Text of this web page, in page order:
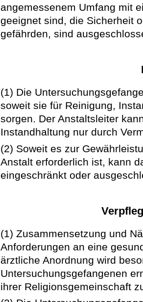
angemessenem Umfang mit
geeignet sind, die Sicherheit
gefährden, sind
(1) Die
soweit sie für Reinigung,
sorgen. Der Anstaltsleiter
Instandhaltung nur durch
(2) Soweit es zur
Anstalt erforderlich ist, kann
eingeschränkt oder
(1) Zusammensetzung und
Anforderungen an eine
ärztliche Anordnung wird
Untersuchungsgefangenen
ihrer Religionsgemeinschaft